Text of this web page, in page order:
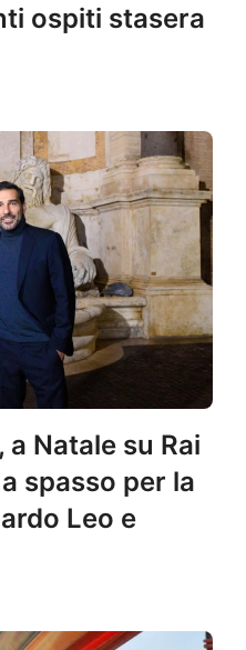
ospiti stasera
Natale su Rai
spasso per la
Leo e